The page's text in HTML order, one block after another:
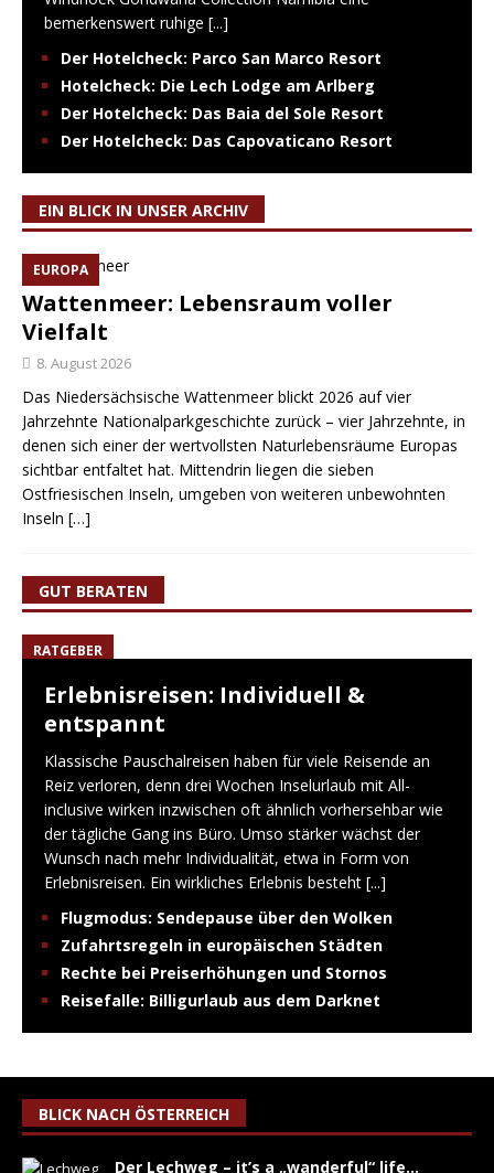
bemerkenswert ruhige [...]
Der Hotelcheck: Parco San Marco Resort
Hotelcheck: Die Lech Lodge am Arlberg
Der Hotelcheck: Das Baia del Sole Resort
Der Hotelcheck: Das Capovaticano Resort
EIN BLICK IN UNSER ARCHIV
EUROPA
Wattenmeer: Lebensraum voller
Vielfalt
8. August 2026
Das Niedersächsische Wattenmeer blickt 2026 auf vier
Jahrzehnte Nationalparkgeschichte zurück – vier Jahrzehnte, in
denen sich einer der wertvollsten Naturlebensräume Europas
sichtbar entfaltet hat. Mittendrin liegen die sieben
Ostfriesischen Inseln, umgeben von weiteren unbewohnten
Inseln […]
GUT BERATEN
RATGEBER
Erlebnisreisen: Individuell &
entspannt
Klassische Pauschalreisen haben für viele Reisende an
Reiz verloren, denn drei Wochen Inselurlaub mit All-
inclusive wirken inzwischen oft ähnlich vorhersehbar wie
der tägliche Gang ins Büro. Umso stärker wächst der
Wunsch nach mehr Individualität, etwa in Form von
Erlebnisreisen. Ein wirkliches Erlebnis besteht [...]
Flugmodus: Sendepause über den Wolken
Zufahrtsregeln in europäischen Städten
Rechte bei Preiserhöhungen und Stornos
Reisefalle: Billigurlaub aus dem Darknet
BLICK NACH ÖSTERREICH
Der Lechweg – it’s a „wanderful“ life…